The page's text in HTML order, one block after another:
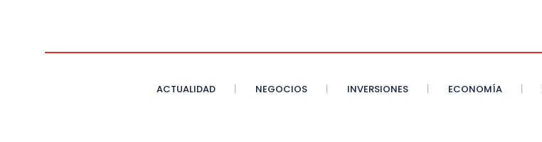
ACTUALIDAD NEGOCIOS INVERSIONES ECONOMÍA